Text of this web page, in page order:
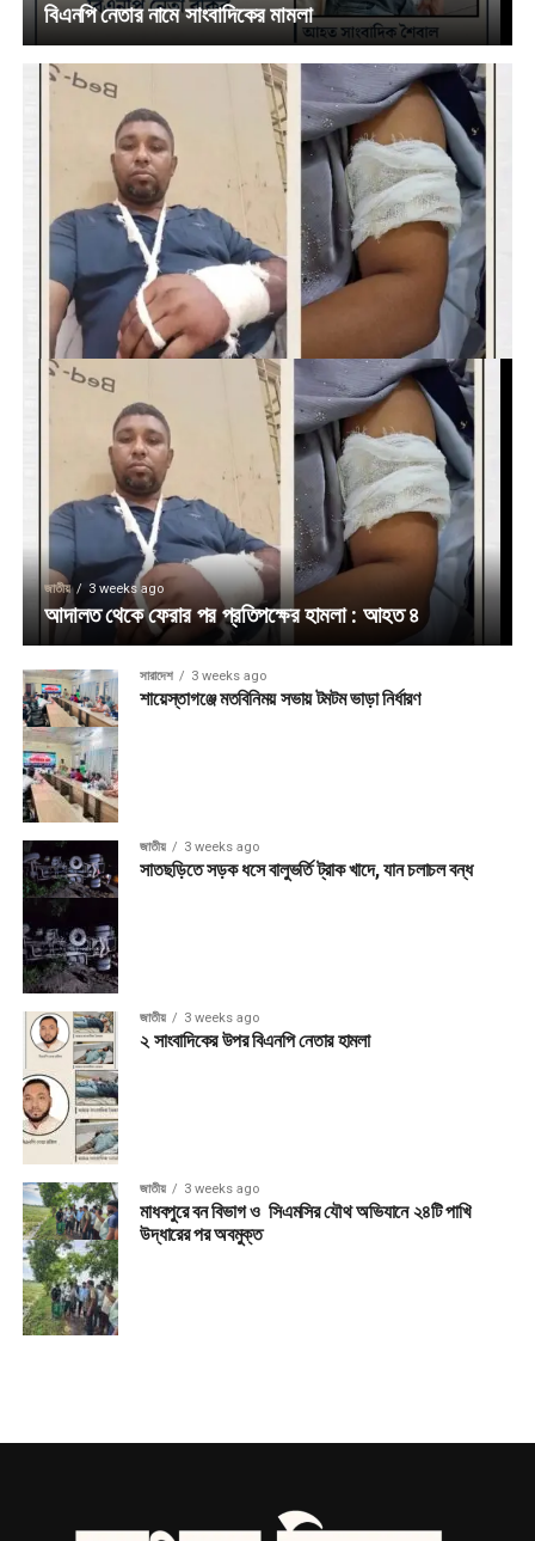
বিএনপি নেতার নামে সাংবাদিকের মামলা
জাতীয় 3 weeks ago
আদালত থেকে ফেরার পর প্রতিপক্ষের হামলা : আহত ৪
সারাদেশ 3 weeks ago
শায়েস্তাগঞ্জে মতবিনিময় সভায় টমটম ভাড়া নির্ধারণ
জাতীয় 3 weeks ago
সাতছড়িতে সড়ক ধসে বালুভর্তি ট্রাক খাদে, যান চলাচল বন্ধ
জাতীয় 3 weeks ago
২ সাংবাদিকের উপর বিএনপি নেতার হামলা
জাতীয় 3 weeks ago
মাধবপুরে বন বিভাগ ও সিএমসির যৌথ অভিযানে ২৪টি পাখি
উদ্ধারের পর অবমুক্ত